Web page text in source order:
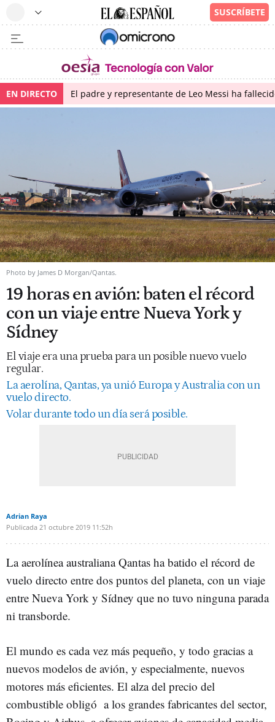
EN DIRECTO El padre y representante de Leo Messi ha
Photo by James D Morgan/Qantas.
19 horas en avión: baten el récord
con un viaje entre Nueva York y
Sídney
El viaje era una prueba para un posible nuevo vuelo
regular.
La aerolína, Qantas, ya unió Europa y Australia con un
vuelo directo.
Volar durante todo un día será posible.
Adrian Raya
Publicada 21 octubre 2019 11:52h
La aerolínea australiana Qantas ha batido el récord de
vuelo directo entre dos puntos del planeta, con un viaje
entre Nueva York y Sídney que no tuvo ninguna parada
ni transborde.
El mundo es cada vez más pequeño, y todo gracias a
nuevos modelos de avión, y especialmente, nuevos
motores más eficientes. El alza del precio del
combustible obligó a los grandes fabricantes del sector,